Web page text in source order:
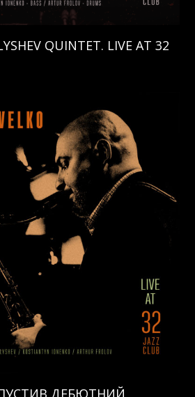
QUINTET. LIVE AT 32
ДЕБЮТНИЙ